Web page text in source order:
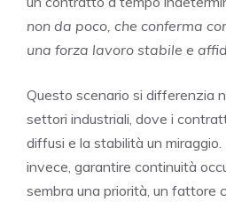
non da poco, che conferma
una forza lavoro stabile e
Questo scenario si differenzia
settori industriali, dove i
diffusi e la stabilità un miraggio.
invece, garantire continuità
sembra una priorità, un fattore